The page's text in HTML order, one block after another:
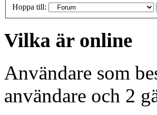
Hoppa till:
Vilka är online
Användare som
användare och 2